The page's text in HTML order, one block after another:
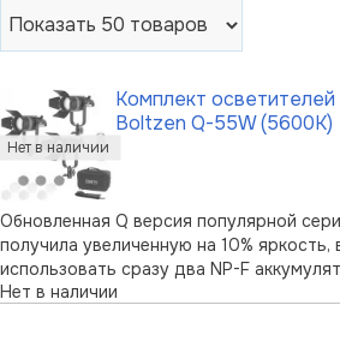
Комплект
Boltzen Q-55W (5600K)
Обновленная Q версия популярной
получила увеличенную на 10%
использовать сразу два NP-F
и множество других особенностей,
Нет в наличии